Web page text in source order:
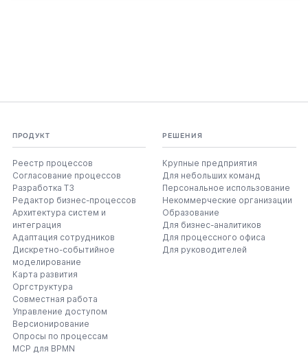
ПРОДУКТ
Реестр процессов
Согласование процессов
Разработка ТЗ
Редактор бизнес-процессов
Архитектура систем и
интеграция
Адаптация сотрудников
Дискретно-событийное
моделирование
Карта развития
Оргструктура
Совместная работа
Управление доступом
Версионирование
Опросы по процессам
MCP для BPMN
РЕШЕНИЯ
Крупные предприятия
Для небольших команд
Персональное использование
Некоммерческие организации
Образование
Для бизнес-аналитиков
Для процессного офиса
Для руководителей